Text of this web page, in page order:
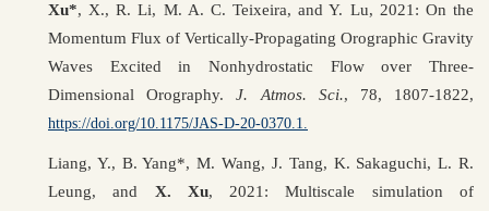
Xu*, X., R. Li, M. A. C. Teixeira, and Y. Lu, 2021: On the
Momentum Flux of Vertically-Propagating Orographic Gravity
Waves Excited in Nonhydrostatic Flow over Three-
Dimensional Orography.J. Atmos. Sci., 78, 1807-1822,
https://doi.org/10.1175/JAS-D-20-0370.1.
Liang, Y., B. Yang*, M. Wang, J. Tang, K. Sakaguchi, L. R.
Leung, and X. Xu, 2021: Multiscale simulation of